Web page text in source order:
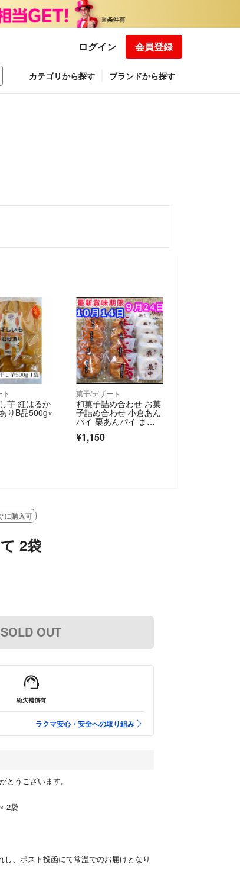
ログイン 会員登録
カテゴリから探す ブランドから探す
芋 紅はるか
りB品500g×
菓子/デザート
和菓子詰め合わせ お菓
子詰め合わせ 小倉あん
パイ 栗あんパイ まん
じゅう 最中
¥1,150
に購入可
2袋
SOLD OUT
紛失補償有
ラクマ安心・安全への取り組み
とうございます。
2袋
、ポスト投函にて常温でのお届けとなり